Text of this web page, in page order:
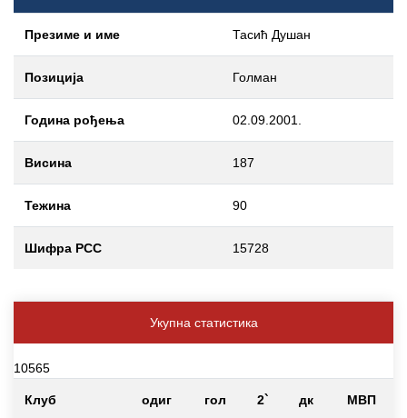
Презиме и име Тасић Душан
Позиција Голман
Година рођења 02.09.2001.
Висина 187
Тежина 90
Шифра РСС 15728
Укупна статистика
10565
Клуб одиг гол 2` дк МВП